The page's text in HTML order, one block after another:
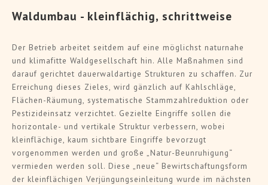
Waldumbau - kleinflächig, schrittweise
Der Betrieb arbeitet seitdem auf eine möglichst naturnahe
und klimafitte Waldgesellschaft hin. Alle Maßnahmen sind
darauf gerichtet dauerwaldartige Strukturen zu schaffen. Zur
Erreichung dieses Zieles, wird gänzlich auf Kahlschläge,
Flächen-Räumung, systematische Stammzahlreduktion oder
Pestizideinsatz verzichtet. Gezielte Eingriffe sollen die
horizontale- und vertikale Struktur verbessern, wobei
kleinflächige, kaum sichtbare Eingriffe bevorzugt
vorgenommen werden und große „Natur-Beunruhigung“
vermieden werden soll. Diese „neue“ Bewirtschaftungsform
der kleinflächigen Verjüngungseinleitung wurde im nächsten